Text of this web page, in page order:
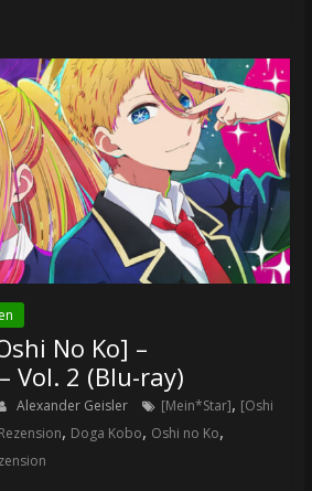
No Ko] –
Vol. 2 (Blu-ray)
Alexander Geisler [Mein*Star], [Oshi
, Doga Kobo, Oshi no Ko,